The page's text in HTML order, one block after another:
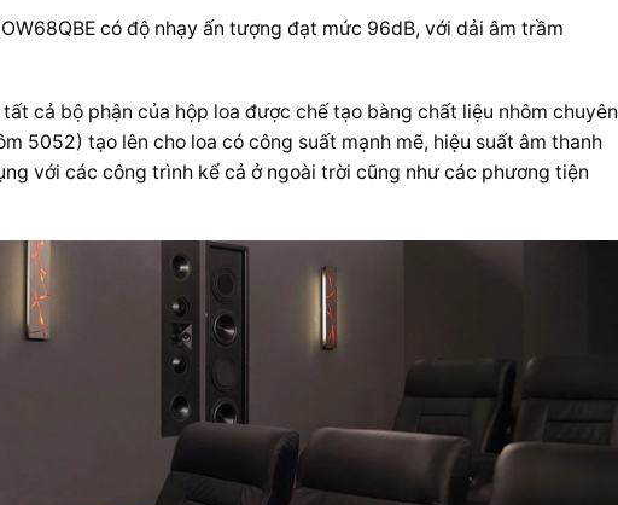
có độ nhạy ấn tượng đạt mức 96dB, với dải âm trầm
cả bộ phận của hộp loa được chế tạo bàng chất liệu nhôm chuyên
5052) tạo lên cho loa có công suất mạnh mẽ, hiệu suất âm thanh
với các công trình kể cả ở ngoài trời cũng như các phương tiện